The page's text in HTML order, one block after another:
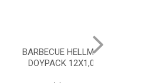
HELLMANNS
12X1,01KG